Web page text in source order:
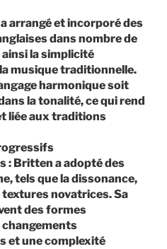
arrangé et incorporé des
dans nombre de
la simplicité
musique traditionnelle.
harmonique soit
la tonalité, ce qui rend
liée aux traditions
: Britten a adopté des
tels que la dissonance,
textures novatrices. Sa
des formes
et une complexité